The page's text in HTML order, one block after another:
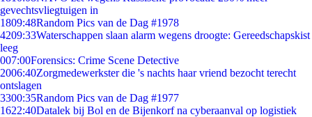
gevechtsvliegtuigen in
1809:48Random Pics van de Dag #1978
4209:33Waterschappen slaan alarm wegens droogte: Gereedschapskist
leeg
007:00Forensics: Crime Scene Detective
2006:40Zorgmedewerkster die 's nachts haar vriend bezocht terecht
ontslagen
3300:35Random Pics van de Dag #1977
1622:40Datalek bij Bol en de Bijenkorf na cyberaanval op logistiek